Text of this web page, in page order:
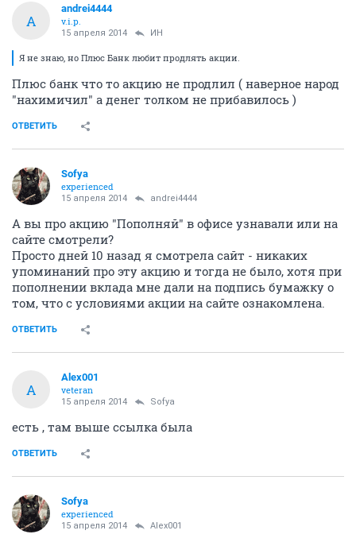
A
andrei4444
v.i.p.
15 апреля 2014 ИН
Я не знаю, но Плюс Банк любит продлять акции.
Плюс банк что то акцию не продлил ( наверное народ
"нахимичил" а денег толком не прибавилось )
ОТВЕТИТЬ
Sofya
experienced
15 апреля 2014 andrei4444
А вы про акцию "Пополняй" в офисе узнавали или на
сайте смотрели?
Просто дней 10 назад я смотрела сайт - никаких
упоминаний про эту акцию и тогда не было, хотя при
пополнении вклада мне дали на подпись бумажку о
том, что с условиями акции на сайте ознакомлена.
ОТВЕТИТЬ
A
Alex001
veteran
15 апреля 2014 Sofya
есть , там выше ссылка была
ОТВЕТИТЬ
Sofya
experienced
15 апреля 2014 Alex001